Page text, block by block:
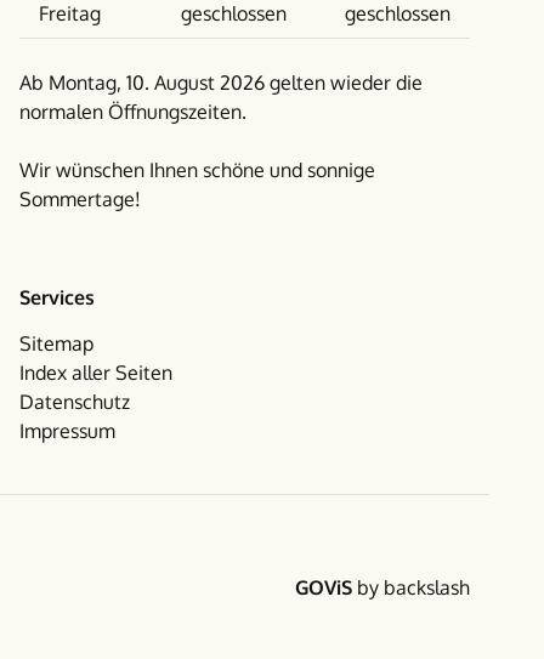
Freitag geschlossen geschlossen
Ab Montag, 10. August 2026 gelten wieder die
normalen Öffnungszeiten.
Wir wünschen Ihnen schöne und sonnige
Sommertage!
Services
Sitemap
Index aller Seiten
Datenschutz
Impressum
GOViS by backslash